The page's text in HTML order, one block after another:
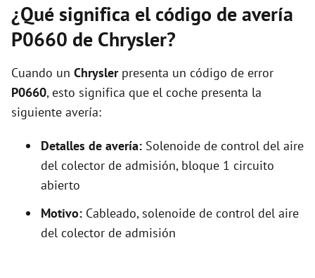
¿Qué significa el código de avería
P0660 de Chrysler?
Cuando un Chryslerpresenta un código de error
P0660, esto significa que el coche presenta la
siguiente avería:
Detalles de avería: Solenoide de control del aire
del colector de admisión, bloque 1 circuito
abierto
Motivo: Cableado, solenoide de control del aire
del colector de admisión